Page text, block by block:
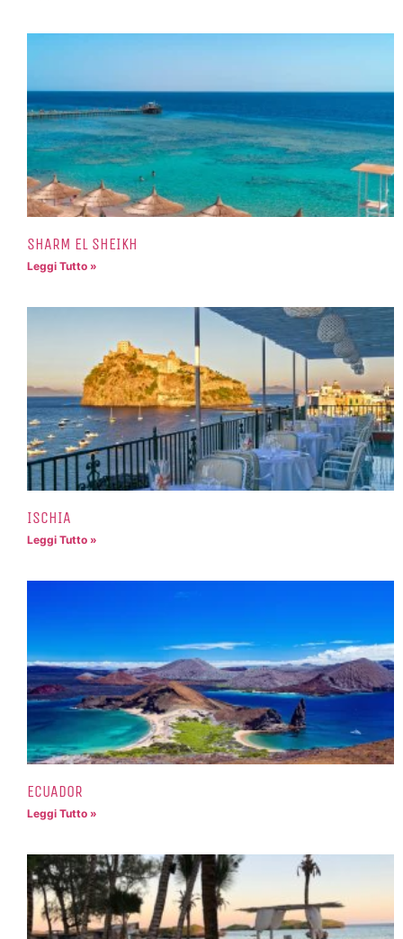
SHARM EL SHEIKH
Leggi Tutto »
ISCHIA
Leggi Tutto »
ECUADOR
Leggi Tutto »